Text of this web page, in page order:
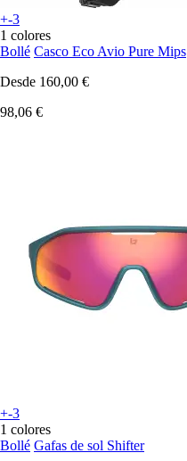
+-3
1 colores
Bollé Casco Eco Avio Pure Mips
Desde 160,00 €
98,06 €
+-3
1 colores
Bollé Gafas de sol Shifter